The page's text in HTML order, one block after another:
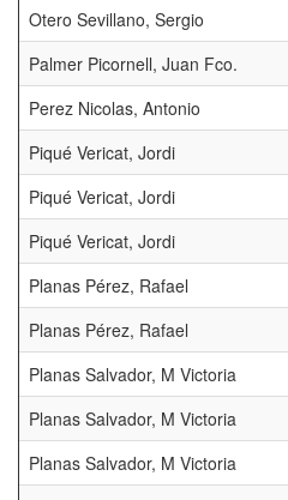
Otero Sevillano, Sergio
Palmer Picornell, Juan Fco.
Perez Nicolas, Antonio
Piqué Vericat, Jordi
Piqué Vericat, Jordi
Piqué Vericat, Jordi
Planas Pérez, Rafael
Planas Pérez, Rafael
Planas Salvador, M Victoria
Planas Salvador, M Victoria
Planas Salvador, M Victoria